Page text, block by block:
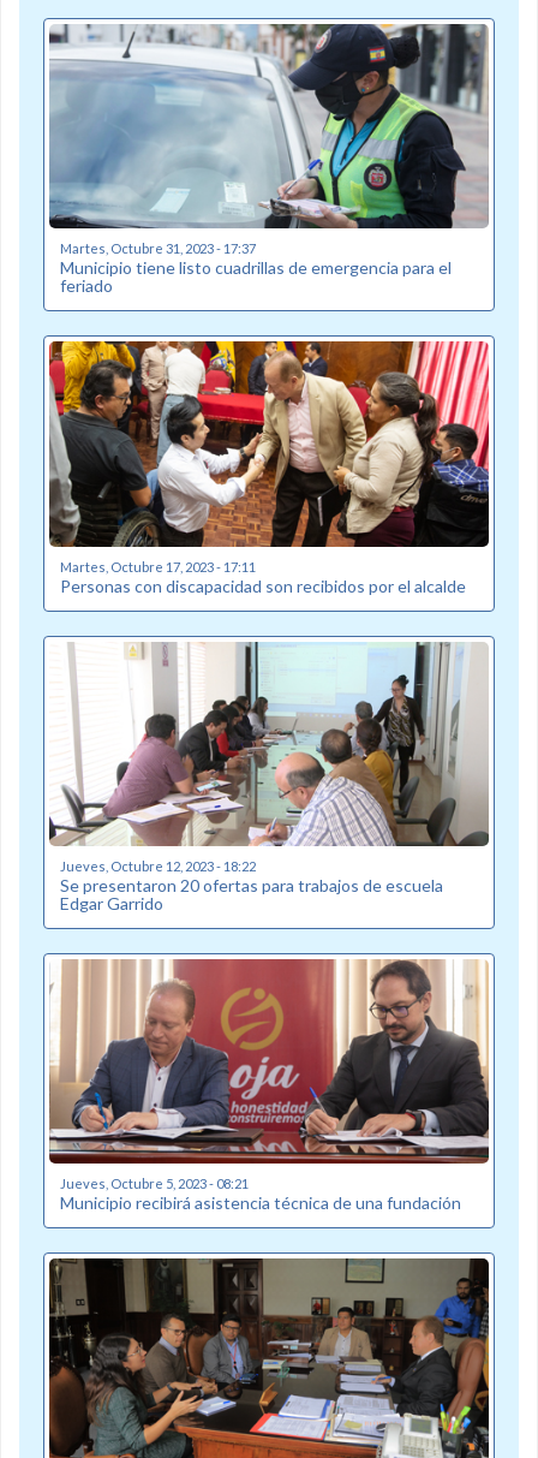
Martes, Octubre 31, 2023 - 17:37
Municipio tiene listo cuadrillas de emergencia para el
feriado
Martes, Octubre 17, 2023 - 17:11
Personas con discapacidad son recibidos por el alcalde
Jueves, Octubre 12, 2023 - 18:22
Se presentaron 20 ofertas para trabajos de escuela
Edgar Garrido
Jueves, Octubre 5, 2023 - 08:21
Municipio recibirá asistencia técnica de una fundación